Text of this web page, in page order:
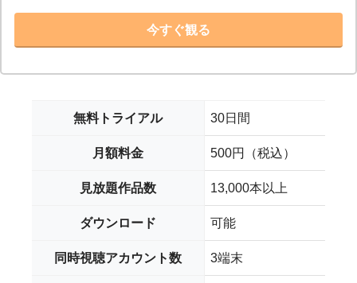
今すぐ観る
無料トライアル 30日間
月額料金 500円（税込）
見放題作品数 13,000本以上
ダウンロード 可能
同時視聴アカウント数 3端末